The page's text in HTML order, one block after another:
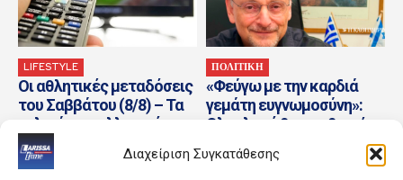
Διαχείριση Συγκατάθεσης
LIFESTYLE
Οι αθλητικές μεταδόσεις
του Σαββάτου (8/8) – Τα
φιλικά των ελληνικών
ομάδων και MotoGP...
ΠΟΛΙΤΙΚΗ
«Φεύγω με την καρδιά
γεμάτη ευγνωμοσύνη»:
Ολοκληρώθηκε η θητεία
του πρέσβη του Ισραήλ
στην...